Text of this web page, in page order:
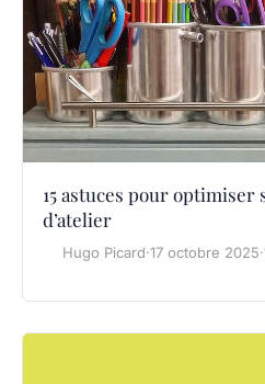
15 astuces pour optimiser
d’atelier
Hugo Picard·17 octobre 2025·